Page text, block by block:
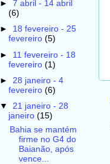
► 7 abril - 14 abril
(6)
► 18 fevereiro - 25
fevereiro (5)
► 11 fevereiro - 18
fevereiro (1)
► 28 janeiro - 4
fevereiro (6)
▼ 21 janeiro - 28
janeiro (15)
Bahia se mantém
firme no G4 do
Baianão, após
vence...